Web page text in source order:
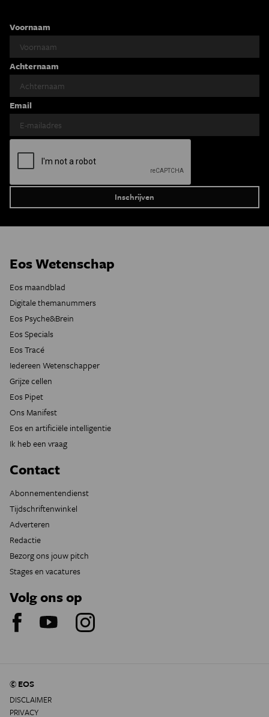
Voornaam
Achternaam
Email
Eos Wetenschap
Eos maandblad
Digitale themanummers
Eos Psyche&Brein
Eos Specials
Eos Tracé
Iedereen Wetenschapper
Grijze cellen
Eos Pipet
Ons Manifest
Eos en artificiële intelligentie
Ik heb een vraag
Contact
Abonnementendienst
Tijdschriftenwinkel
Adverteren
Redactie
Bezorg ons jouw pitch
Stages en vacatures
Volg ons op
© EOS
DISCLAIMER
PRIVACY